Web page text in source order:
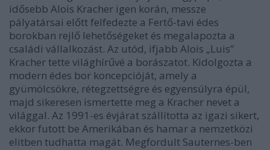
idősebb Alois Kracher igen korán, messze
pályatársai előtt felfedezte a Fertő-tavi édes
borokban rejlő lehetőségeket és megalapozta a
családi vállalkozást. Az utód, ifjabb Alois „Luis”
Kracher tette világhírűvé a borászatot. Kidolgozta a
modern édes bor koncepcióját, amely a
gyümölcsökre, rétegzettségre és egyensúlyra épül,
majd sikeresen ismertette meg a Kracher nevet a
világgal. Az 1991-es évjárat szállította az igazi sikert,
ekkor futott be Amerikában és hamar a nemzetközi
elitben tudhatta magát. Megfordult Sauternes-ben